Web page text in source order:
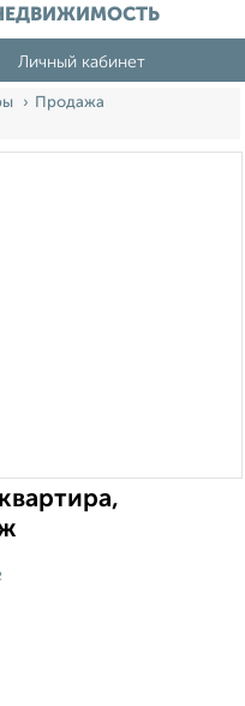
Личный кабинет
Продажа